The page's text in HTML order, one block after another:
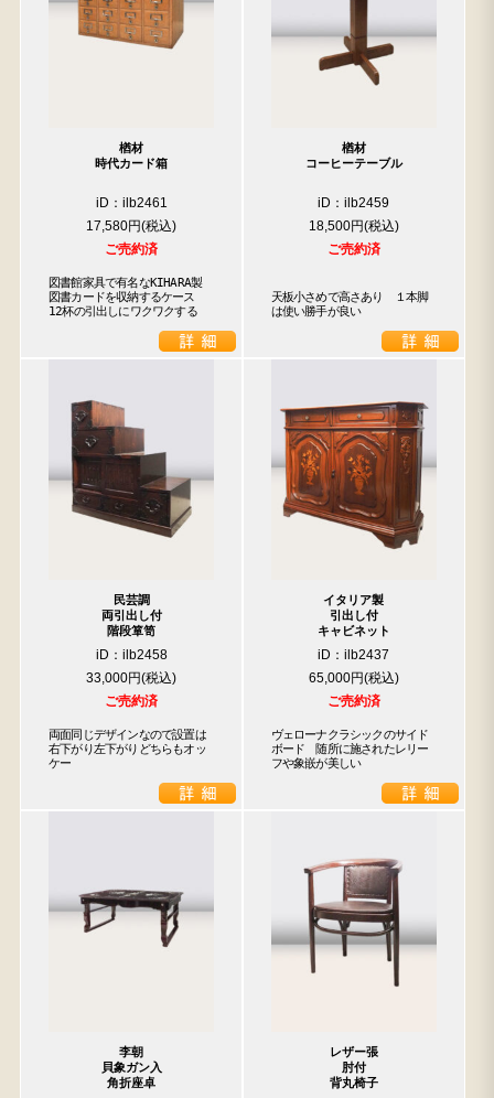
楢材
時代カード箱
iD：ilb2461
17,580円
ご売約済
図書館家具で有名なKIHARA製
図書カードを収納するケース
12杯の引出しにワクワクする
楢材
コーヒーテーブル
iD：ilb2459
18,500円
ご売約済
天板小さめで高さあり　１本脚
は使い勝手が良い
民芸調
両引出し付
階段箪笥
iD：ilb2458
33,000円
ご売約済
両面同じデザインなので設置は
右下がり左下がりどちらもオッ
ケー
イタリア製
引出し付
キャビネット
iD：ilb2437
65,000円
ご売約済
ヴェローナクラシックのサイド
ボード　随所に施されたレリー
フや象嵌が美しい
李朝
貝象ガン入
角折座卓
レザー張
肘付
背丸椅子